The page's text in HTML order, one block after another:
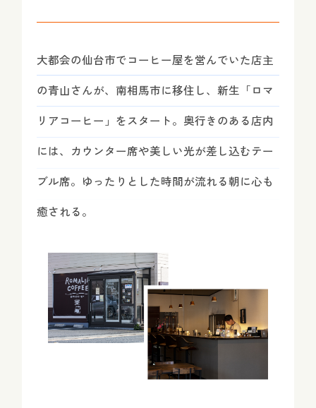
大都会の仙台市でコーヒー屋を営んでいた店主
の青山さんが、南相馬市に移住し、新生「ロマ
リアコーヒー」をスタート。奥行きのある店内
には、カウンター席や美しい光が差し込むテー
ブル席。ゆったりとした時間が流れる朝に心も
癒される。